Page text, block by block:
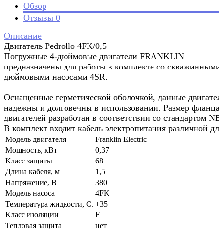
Обзор
Отзывы 0
Описание
Двигатель Pedrollo 4FK/0,5
Погружные 4-дюймовые двигатели FRANKLIN
предназначены для работы в комплекте со
дюймовыми насосами 4SR.
Оснащенные герметической оболочкой, данные
надежны и долговечны в использовании. Размер фланца
двигателей разработан в соответствии со стандартом
В комплект входит кабель электропитания различной
Модель двигателя
Franklin Electric
Мощность, кВт
0,37
Класс защиты
68
Длина кабеля, м
1,5
Напряжение, В
380
Модель насоса
4FK
Температура жидкости, С. +35
Класс изоляции
F
Тепловая защита
нет